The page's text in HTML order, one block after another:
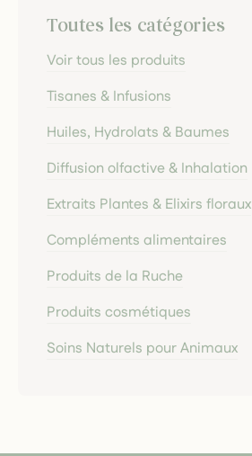
Toutes les catégories
Voir tous les produits
Tisanes & Infusions
Huiles, Hydrolats & Baumes
Diffusion olfactive & Inhalation
Extraits Plantes & Elixirs floraux
Compléments alimentaires
Produits de la Ruche
Produits cosmétiques
Soins Naturels pour Animaux